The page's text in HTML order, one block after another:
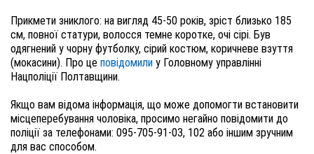
Прикмети зниклого: на вигляд 45-50 років, зріст близько 185
см, повної статури, волосся темне коротке, очі сірі. Був
одягнений у чорну футболку, сірий костюм, коричневе взуття
(мокасини). Про це повідомили у Головному управлінні
Нацполіції Полтавщини.
Якщо вам відома інформація, що може допомогти встановити
місцеперебування чоловіка, просимо негайно повідомити до
поліції за телефонами: 095-705-91-03, 102 або іншим зручним
для вас способом.